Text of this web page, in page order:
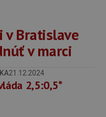
v Bratislave
v marci
21.12.2024
2,5:0,5*